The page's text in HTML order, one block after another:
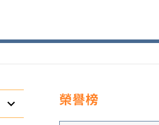
keyboard_arrow_down 榮譽榜